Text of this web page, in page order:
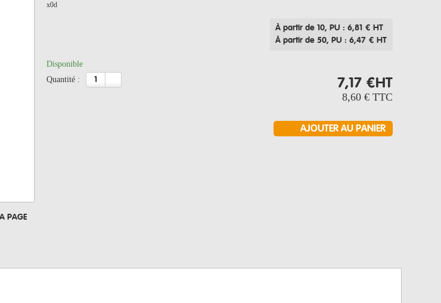
PAGE
x0d
À partir de 10, PU : 6,81 € HT
À partir de 50, PU : 6,47 € HT
Disponible
quantité :
7,17 €HT
8,60 € TTC